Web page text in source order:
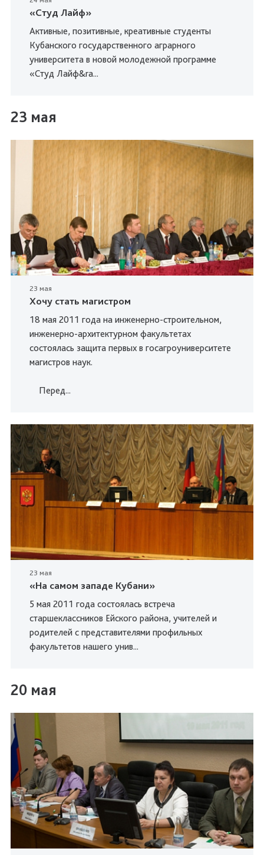
«Студ Лайф»
Активные, позитивные, креативные студенты
Кубанского государственного аграрного
университета в новой молодежной программе
«Студ Лайф&ra...
23 мая
23 мая
Хочу стать магистром
18 мая 2011 года на инженерно-строительном,
инженерно-архитектурном факультетах
состоялась защита первых в госагроуниверситете
магистров наук.
Перед...
23 мая
«На самом западе Кубани»
5 мая 2011 года состоялась встреча
старшеклассников Ейского района, учителей и
родителей с представителями профильных
факультетов нашего унив...
20 мая